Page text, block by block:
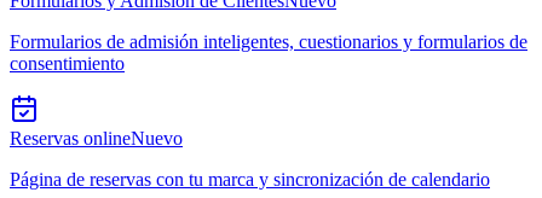
Formularios de admisión inteligentes, cuestionarios y formularios de
consentimiento
Reservas onlineNuevo
Página de reservas con tu marca y sincronización de calendario